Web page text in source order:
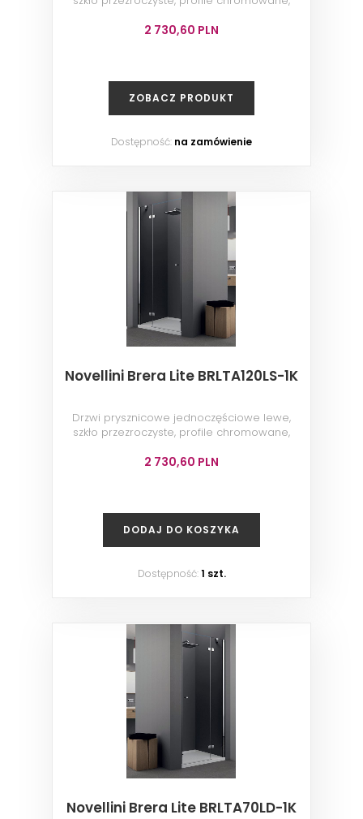
2 730,60 PLN
ZOBACZ PRODUKT
Dostępność: na zamówienie
Novellini Brera Lite BRLTA120LS-1K
Drzwi prysznicowe jednoczęściowe lewe,
szkło przezroczyste, profile chromowane,
2 730,60 PLN
DODAJ DO KOSZYKA
Dostępność:1 szt.
Novellini Brera Lite BRLTA70LD-1K